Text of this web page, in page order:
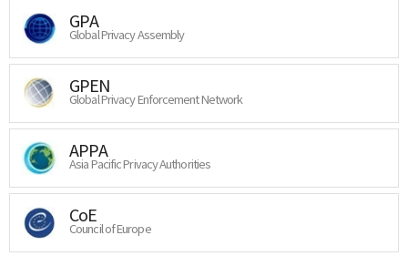
GPA
Global Privacy Assembly
GPEN
Global Privacy Enforcement Network
APPA
Asia Pacific Privacy Authorities
CoE
Council of Europe